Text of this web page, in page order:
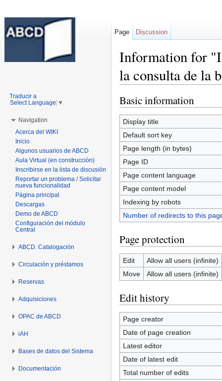
Information for
la consulta de la
Basic information
Display title
Default sort key
Page length (in bytes)
Page ID
Page content language
Page content model
Indexing by robots
Number of redirects to this
Page protection
Edit
Allow all users (infinite)
Move
Allow all users (infinite)
Edit history
Page creator
Date of page creation
Latest editor
Date of latest edit
Total number of edits
Page Discussion
Traducir a
Select Language ▼
Navigation
Acerca del WIKI
Inicio
Algunos usuarios de ABCD
Aula Virtual (en construcción)
Inscribirse en la lista de discusión
Reportar un problema / Solicitar
nueva funcionalidad
Página principal
Descargas
Demo de ABCD
Configuración del módulo
Central
ABCD. Catalogación
Circulación y préstamos
Reservas
Adquisiciones
OPAC de ABCD
iAH
Bases de datos del Sistema
Documentación